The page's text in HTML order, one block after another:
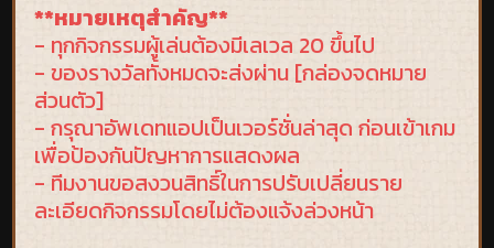
**หมายเหตุสำคัญ**
- ทุกกิจกรรมผู้เล่นต้องมีเลเวล 20 ขึ้นไป
- ของรางวัลทั้งหมดจะส่งผ่าน [กล่องจดหมาย
ส่วนตัว]
- กรุณาอัพเดทแอปเป็นเวอร์ชั่นล่าสุด ก่อนเข้าเกม
เพื่อป้องกันปัญหาการแสดงผล
- ทีมงานขอสงวนสิทธิ์ในการปรับเปลี่ยนราย
ละเอียดกิจกรรมโดยไม่ต้องแจ้งล่วงหน้า